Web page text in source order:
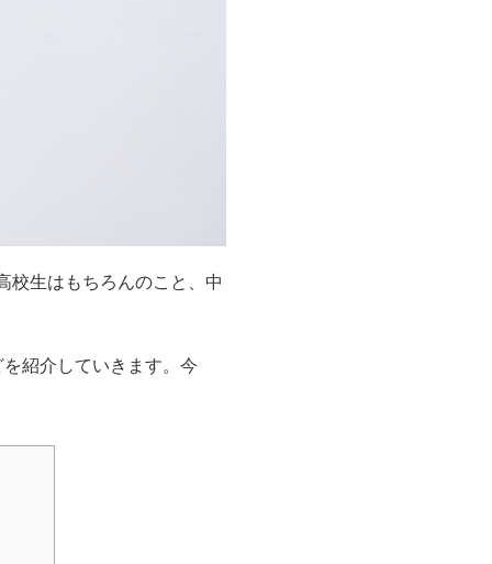
校生はもちろんのこと、中
紹介していきます。今